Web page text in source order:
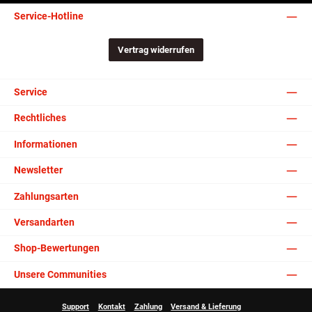
Service-Hotline
Vertrag widerrufen
Service
Rechtliches
Informationen
Newsletter
Zahlungsarten
Versandarten
Shop-Bewertungen
Unsere Communities
Support Kontakt Zahlung Versand & Lieferung